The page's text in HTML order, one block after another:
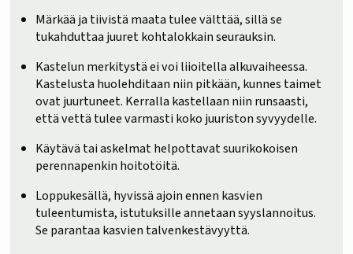
Märkää ja tiivistä maata tulee välttää, sillä se
tukahduttaa juuret kohtalokkain seurauksin.
Kastelun merkitystä ei voi liioitella alkuvaiheessa.
Kastelusta huolehditaan niin pitkään, kunnes taimet
ovat juurtuneet. Kerralla kastellaan niin runsaasti,
että vettä tulee varmasti koko juuriston syvyydelle.
Käytävä tai askelmat helpottavat suurikokoisen
perennapenkin hoitotöitä.
Loppukesällä, hyvissä ajoin ennen kasvien
tuleentumista, istutuksille annetaan syyslannoitus.
Se parantaa kasvien talvenkestävyyttä.